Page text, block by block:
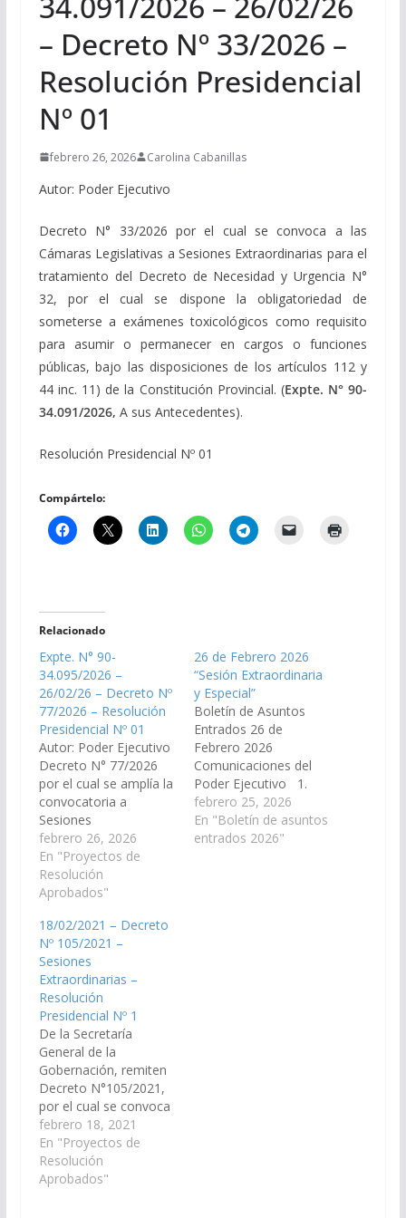
– Decreto Nº 33/2026 –
Resolución Presidencial
Nº 01
febrero 26, 2026 Carolina Cabanillas
Autor: Poder Ejecutivo
Decreto N° 33/2026 por el cual se convoca a las
Cámaras Legislativas a Sesiones Extraordinarias para el
tratamiento del Decreto de Necesidad y Urgencia N°
32, por el cual se dispone la obligatoriedad de
someterse a exámenes toxicológicos como requisito
para asumir o permanecer en cargos o funciones
públicas, bajo las disposiciones de los artículos 112 y
44 inc. 11) de la Constitución Provincial. (Expte. N° 90-
34.091/2026, A sus Antecedentes).
Resolución Presidencial Nº 01
Compártelo:
Relacionado
Expte. N° 90-
34.095/2026 –
26/02/26 – Decreto Nº
77/2026 – Resolución
Presidencial Nº 01
Autor: Poder Ejecutivo
Decreto N° 77/2026
por el cual se amplía la
convocatoria a
Sesiones
Extraordinarias para el
tratamiento del pliego
y otorgamiento de
acuerdo para la
Martin Ignacio Plaza,
D.N.I. N° 18.229.057,
como Juez de la Corte
de Justicia de Salta, y
para el tratamiento
del…
febrero 26, 2026
En "Proyectos de
Resolución
Aprobados"
26 de Febrero 2026
“Sesión Extraordinaria
y Especial”
Boletín de Asuntos
Entrados 26 de
Febrero 2026
Comunicaciones del
Poder Ejecutivo 1.
Decreto de Necesidad
y Urgencia, en
consulta, por el cual se
febrero 25, 2026
En "Boletín de asuntos
entrados 2026"
18/02/2021 – Decreto
Nº 105/2021 –
Sesiones
Extraordinarias –
Resolución
Presidencial Nº 1
De la Secretaría
General de la
Gobernación, remiten
Decreto N°105/2021,
por el cual se convoca
a las Cámaras
Legislativas a Sesiones
Extraordinarias, para el
tratamiento del
febrero 18, 2021
En "Proyectos de
Resolución
Aprobados"